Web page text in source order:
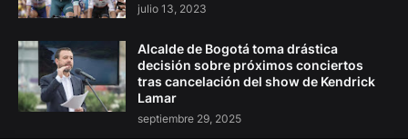
julio 13, 2023
Alcalde de Bogotá toma drástica
decisión sobre próximos conciertos
tras cancelación del show de Kendrick
Lamar
septiembre 29, 2025